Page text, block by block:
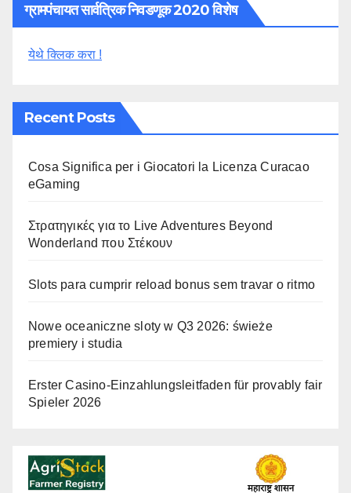
ग्रामपंचायत सार्वत्रिक निवडणूक 2020 विशेष
येथे क्लिक करा !
Recent Posts
Cosa Significa per i Giocatori la Licenza Curacao
eGaming
Στρατηγικές για το Live Adventures Beyond
Wonderland που Στέκουν
Slots para cumprir reload bonus sem travar o ritmo
Nowe oceaniczne sloty w Q3 2026: świeże
premiery i studia
Erster Casino-Einzahlungsleitfaden für provably fair
Spieler 2026